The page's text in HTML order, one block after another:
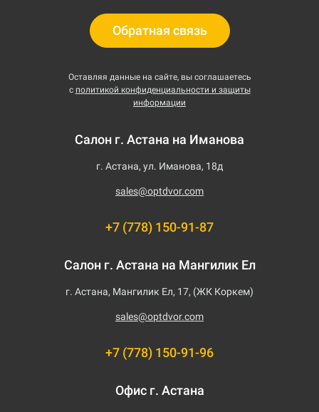
Обратная связь
Оставляя данные на сайте, вы соглашаетесь
с политикой конфиденциальности и защиты
информации
Салон г. Астана на Иманова
г. Астана, ул. Иманова, 18д
sales@optdvor.com
+7 (778) 150-91-87
Салон г. Астана на Мангилик Ел
г. Астана, Мангилик Ел, 17, (ЖК Коркем)
sales@optdvor.com
+7 (778) 150-91-96
Офис г. Астана